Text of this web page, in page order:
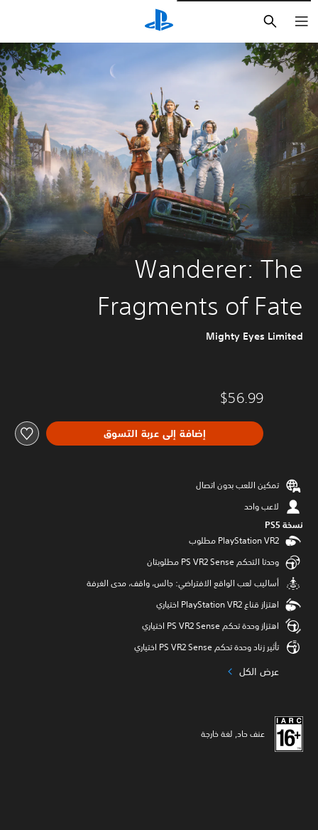
Wanderer: The
Fragments of Fate
Mighty Eyes Limited
$56.99
إضافة إلى عربة التسوق
تمكين اللعب بدون اتصال
لاعب واحد
نسخة PS5‏
وحدتا التحكم PS VR2 Sense مطلوبتان
‫أساليب لعب الواقع الافتراضي: جالس، واقف، مدى الغرفة
اهتزاز قناع PlayStation VR2 اختياري
اهتزاز وحدة تحكم PS VR2 Sense اختياري
تأثير زناد وحدة تحكم PS VR2 Sense اختياري
عرض الكل
عنف حاد, لغة خارجة